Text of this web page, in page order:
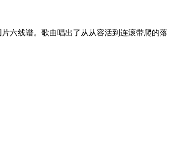
六线谱。歌曲唱出了从从容活到连滚带爬的落